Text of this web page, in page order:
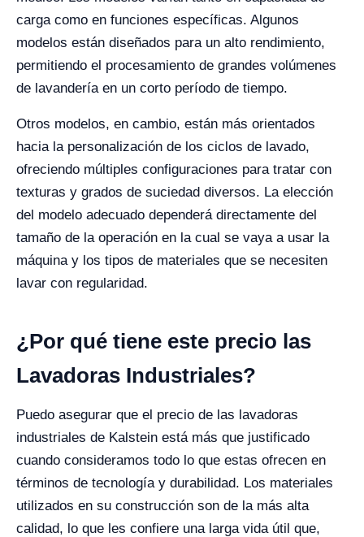
carga como en funciones específicas. Algunos
modelos están diseñados para un alto rendimiento,
permitiendo el procesamiento de grandes volúmenes
de lavandería en un corto período de tiempo.
Otros modelos, en cambio, están más orientados
hacia la personalización de los ciclos de lavado,
ofreciendo múltiples configuraciones para tratar con
texturas y grados de suciedad diversos. La elección
del modelo adecuado dependerá directamente del
tamaño de la operación en la cual se vaya a usar la
máquina y los tipos de materiales que se necesiten
lavar con regularidad.
¿Por qué tiene este precio las
Lavadoras Industriales?
Puedo asegurar que el precio de las lavadoras
industriales de Kalstein está más que justificado
cuando consideramos todo lo que estas ofrecen en
términos de tecnología y durabilidad. Los materiales
utilizados en su construcción son de la más alta
calidad, lo que les confiere una larga vida útil que,